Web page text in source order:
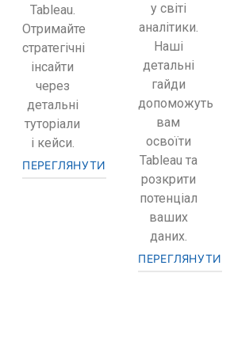
Tableau.
Отримайте
стратегічні
інсайти
через
детальні
туторіали
і кейси.
ПЕРЕГЛЯНУТИ
у світі
аналітики.
Наші
детальні
гайди
допоможуть
вам
освоїти
Tableau та
розкрити
потенціал
ваших
даних.
ПЕРЕГЛЯНУТИ